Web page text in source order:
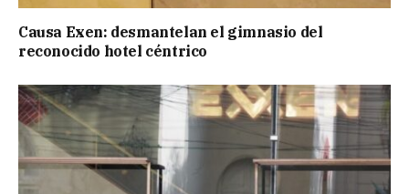
Causa Exen: desmantelan el gimnasio del
reconocido hotel céntrico